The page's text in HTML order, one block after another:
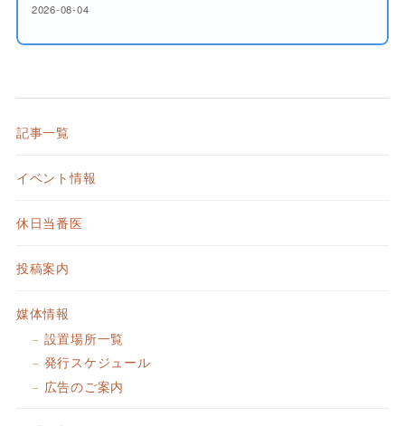
2026-08-04
記事一覧
イベント情報
休日当番医
投稿案内
媒体情報
設置場所一覧
発行スケジュール
広告のご案内